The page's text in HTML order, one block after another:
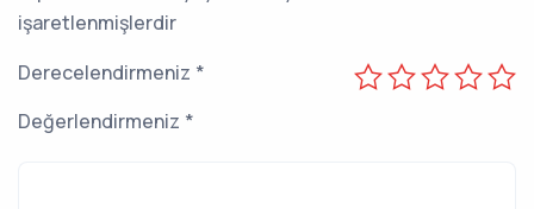
işaretlenmişlerdir
Derecelendirmeniz *
Değerlendirmeniz *